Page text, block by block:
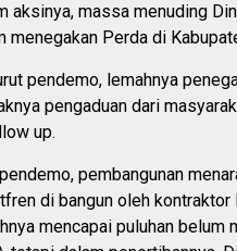
aksinya, massa menuding
menegakan Perda di
pendemo, lemahnya
pengaduan dari
up.
pembangunan
di bangun oleh kontraktor
mencapai puluhan belum